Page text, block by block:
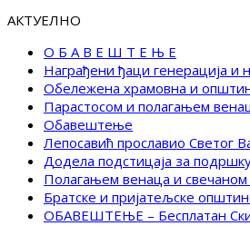
АКТУЕЛНО
О Б А В Е Ш Т Е Њ Е
Награђени ђаци генерација и
Обележена храмовна и
Парастосом и полагањем
Обавештење
Лепосавић прославио Светог
Додела подстицаја за
Полагањем венаца и
Братске и пријатељске
ОБАВЕШТЕЊЕ – Бесплатан